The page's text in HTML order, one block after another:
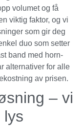
volumet og få
viktig faktor, og vi
som gir deg
duo som setter
band med horn-
alternativer for alle
av prisen.
– vi
lys